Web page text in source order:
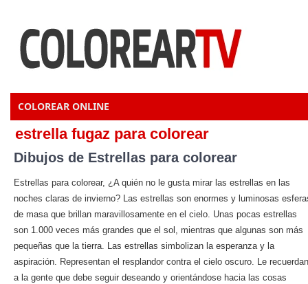
COLOREAR ONLINE
estrella fugaz para colorear
Dibujos de Estrellas para colorear
Estrellas para colorear, ¿A quién no le gusta mirar las estrellas en las
noches claras de invierno? Las estrellas son enormes y luminosas
de masa que brillan maravillosamente en el cielo. Unas pocas estrellas
son 1.000 veces más grandes que el sol, mientras que algunas son más
pequeñas que la tierra. Las estrellas simbolizan la esperanza y la
aspiración. Representan el resplandor contra el cielo oscuro. Le recuerdan
a la gente que debe seguir deseando y orientándose hacia las cosas